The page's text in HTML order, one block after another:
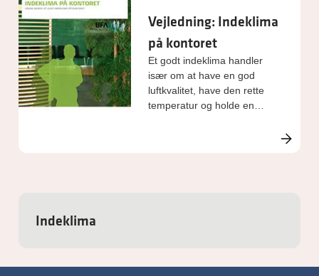
Indeklima
Vejledning: Indeklima
på kontoret
Et godt indeklima handler
især om at have en god
luftkvalitet, have den rette
temperatur og holde en